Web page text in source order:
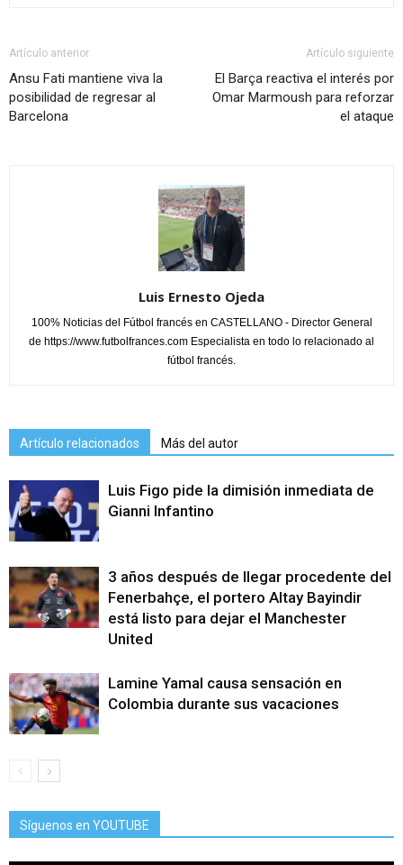
Artículo anterior
Ansu Fati mantiene viva la
posibilidad de regresar al
Barcelona
Artículo siguiente
El Barça reactiva el interés por
Omar Marmoush para reforzar
el ataque
Luis Ernesto Ojeda
100% Noticias del Fútbol francés en CASTELLANO - Director General
de https://www.futbolfrances.com Especialista en todo lo relacionado al
fútbol francés.
Artículo relacionados Más del autor
Luis Figo pide la dimisión inmediata de
Gianni Infantino
3 años después de llegar procedente del
Fenerbahçe, el portero Altay Bayindir
está listo para dejar el Manchester
United
Lamine Yamal causa sensación en
Colombia durante sus vacaciones
Síguenos en YOUTUBE